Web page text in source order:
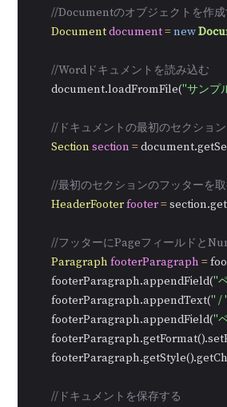
//Documentのオブジェクトを作成
Documentdocument=new
//Wordドキュメントを読み込む
        document.loadFromFile(
"サンプ
//ドキュメントの最初のセクショ
Section section =
//最初のセクションのフッターを
HeaderFooterfooter=
//フッターにPageフィールドと
Paragraph footerParagraph =
        footerParagraph.appendField(
"
        footerParagraph.appendText(
" /
        footerParagraph.appendField(
"
//ドキュメントを保存する